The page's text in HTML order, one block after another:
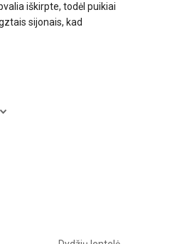
iškirpte, todėl puikiai
sijonais, kad